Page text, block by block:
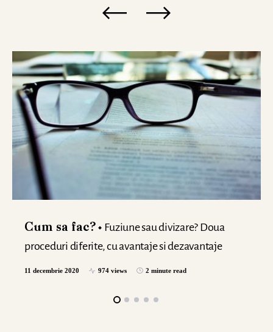
Cum sa fac?
Fuziune sau divizare? Doua
proceduri diferite, cu avantaje si dezavantaje
11 decembrie 2020 974 views 2 minute read